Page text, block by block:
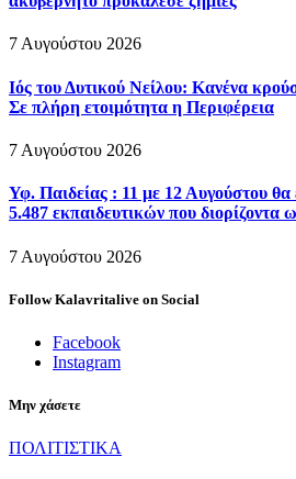
7 Αυγούστου 2026
Ιός του Δυτικού Νείλου: Κανένα
Σε πλήρη ετοιμότητα η Περιφέρεια
7 Αυγούστου 2026
Υφ. Παιδείας : 11 με 12 Αυγούστου
5.487 εκπαιδευτικών που διορίζοντα
7 Αυγούστου 2026
Follow Kalavritalive on Social
Facebook
Instagram
Μην χάσετε
ΠΟΛΙΤΙΣΤΙΚΑ